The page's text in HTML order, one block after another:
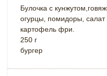
Булочка с
огурцы, помидоры,
картофель фри.
250 г
бургер